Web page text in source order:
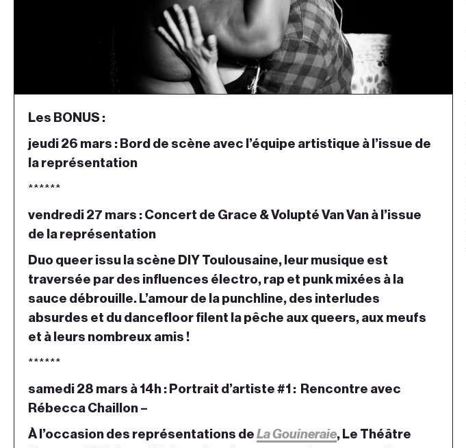
Les BONUS :
jeudi 26 mars : Bord de scène avec l’équipe artistique à l’issue de
la représentation
******
vendredi 27 mars : Concert de Grace &Volupté Van Van à l’issue
de la représentation
Duo queer issu la scène DIY Toulousaine, leur musique est
traversée par des influences électro, rap et punk mixées à la
sauce débrouille. L’amour de la punchline, des interludes
absurdes et du dancefloor filent la pêche aux queers, aux meufs
et à leurs nombreux amis !
******
samedi 28 mars à 14h : Portrait d’artiste #1 : Rencontre avec
Rébecca Chaillon –
À l’occasion des représentations de La Gouineraie, Le Théâtre